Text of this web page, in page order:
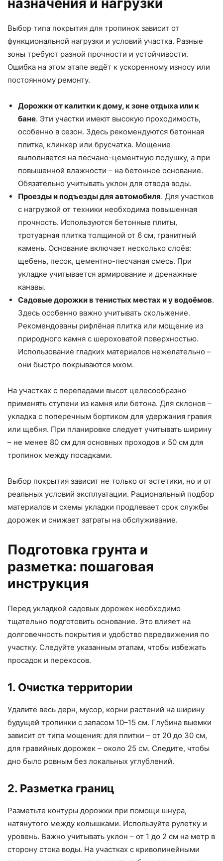
назначения и нагрузки
Выбор типа покрытия для тропинок зависит от
функциональной нагрузки и условий участка. Разные
зоны требуют разной прочности и устойчивости.
Ошибка на этом этапе ведёт к ускоренному износу или
постоянному ремонту.
Дорожки от калитки к дому, к зоне отдыха или к
бане. Эти участки имеют высокую проходимость,
особенно в сезон. Здесь рекомендуются бетонная
плитка, клинкер или брусчатка. Мощение
выполняется на песчано-цементную подушку, а при
повышенной влажности – на бетонное основание.
Обязательно учитывать уклон для отвода воды.
Проезды и подъезды для автомобиля. Для участков
с нагрузкой от техники необходима повышенная
прочность. Используются бетонные плиты,
тротуарная плитка толщиной от 6 см, гранитный
камень. Основание включает несколько слоёв:
щебень, песок, цементно-песчаная смесь. При
укладке учитывается армирование и дренажные
канавы.
Садовые дорожки в тенистых местах и у водоёмов.
Здесь особенно важно учитывать скольжение.
Рекомендованы рифлёная плитка или мощение из
природного камня с шероховатой поверхностью.
Использование гладких материалов нежелательно –
они быстро покрываются мхом.
На участках с перепадами высот целесообразно
применять ступени из камня или бетона. Для склонов –
укладка с поперечным бортиком для удержания гравия
или щебня. При планировке следует учитывать ширину
– не менее 80 см для основных проходов и 50 см для
тропинок между посадками.
Выбор покрытия зависит не только от эстетики, но и от
реальных условий эксплуатации. Рациональный подбор
материалов и схемы укладки продлевает срок службы
дорожек и снижает затраты на обслуживание.
Подготовка грунта и
разметка: пошаговая
инструкция
Перед укладкой садовых дорожек необходимо
тщательно подготовить основание. Это влияет на
долговечность покрытия и удобство передвижения по
участку. Следуйте указанным этапам, чтобы избежать
просадок и перекосов.
1. Очистка территории
Удалите весь дерн, мусор, корни растений на ширину
будущей тропинки с запасом 10–15 см. Глубина выемки
зависит от типа мощения: для плитки – от 20 до 30 см,
для гравийных дорожек – около 25 см. Следите, чтобы
дно было ровным без локальных углублений.
2. Разметка границ
Разметьте контуры дорожки при помощи шнура,
натянутого между колышками. Используйте рулетку и
уровень. Важно учитывать уклон – от 1 до 2 см на метр в
сторону стока воды. На участках с криволинейными